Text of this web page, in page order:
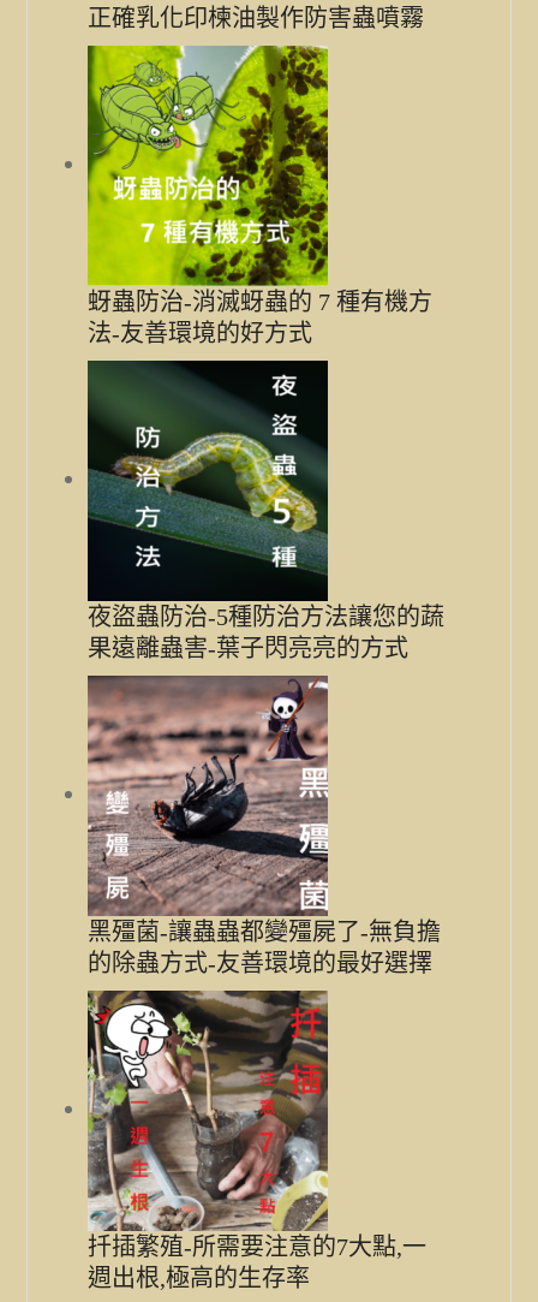
正確乳化印楝油製作防害蟲噴霧
蚜蟲防治-消滅蚜蟲的 7 種有機方
法-友善環境的好方式
夜盜蟲防治-5種防治方法讓您的蔬
果遠離蟲害-葉子閃亮亮的方式
黑殭菌-讓蟲蟲都變殭屍了-無負擔
的除蟲方式-友善環境的最好選擇
扦插繁殖-所需要注意的7大點,一
週出根,極高的生存率